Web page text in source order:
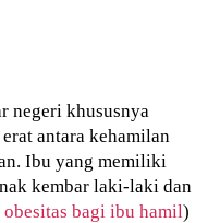
negeri khususnya
antara kehamilan
Ibu yang memiliki
kembar laki-laki dan
obesitas bagi ibu hamil)